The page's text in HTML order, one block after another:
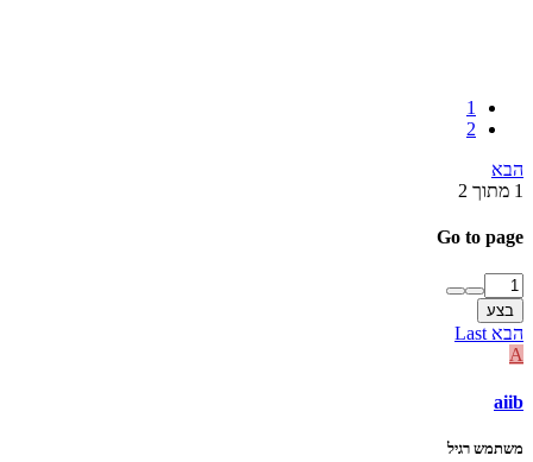
1
2
הבא
1 מתוך 2
Go to page
בצע
הבא Last
A
aiib
משתמש רגיל